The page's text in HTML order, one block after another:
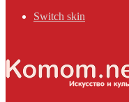
Switch skin